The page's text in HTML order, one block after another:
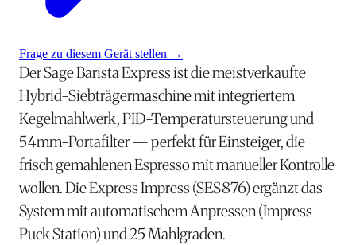
Frage zu diesem Gerät stellen →
Der Sage Barista Express ist die meistverkaufte
Hybrid-Siebträgermaschine mit integriertem
Kegelmahlwerk, PID-Temperatursteuerung und
54mm-Portafilter — perfekt für Einsteiger, die
frisch gemahlenen Espresso mit manueller Kontrolle
wollen. Die Express Impress (SES876) ergänzt das
System mit automatischem Anpressen (Impress
Puck Station) und 25 Mahlgraden.